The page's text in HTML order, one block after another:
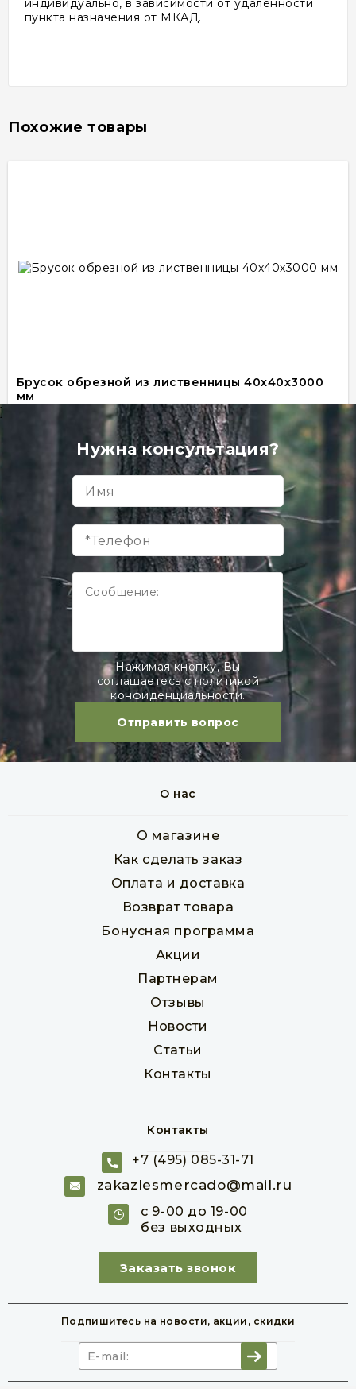
индивидуально, в зависимости от удаленности
пункта назначения от МКАД.
Похожие товары
Брусок обрезной из лиственницы 40х40х3000
мм
Товар в наличии
шт
В корзину
Брусок обрезной из лиственницы 50х50х6000
Товар в наличии
}
Нужна консультация?
Нажимая кнопку, Вы
соглашаетесь с политикой
конфиденциальности.
Отправить вопрос
О нас
О магазине
Как сделать заказ
Оплата и доставка
Возврат товара
Бонусная программа
Акции
Партнерам
Отзывы
Новости
Статьи
Контакты
Контакты
+7 (495) 085-31-71
zakazlesmercado@mail.ru
с 9-00 до 19-00
без выходных
Заказать звонок
Подпишитесь на новости, акции, скидки